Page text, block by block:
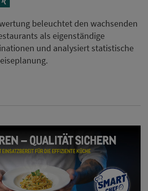
beleuchtet den wachsenden
als eigenständige
und analysiert statistische